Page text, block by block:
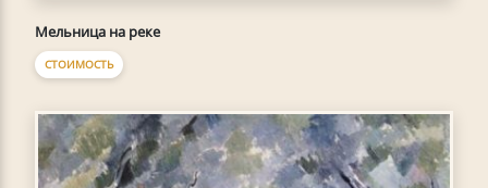
Мельница на реке
СТОИМОСТЬ